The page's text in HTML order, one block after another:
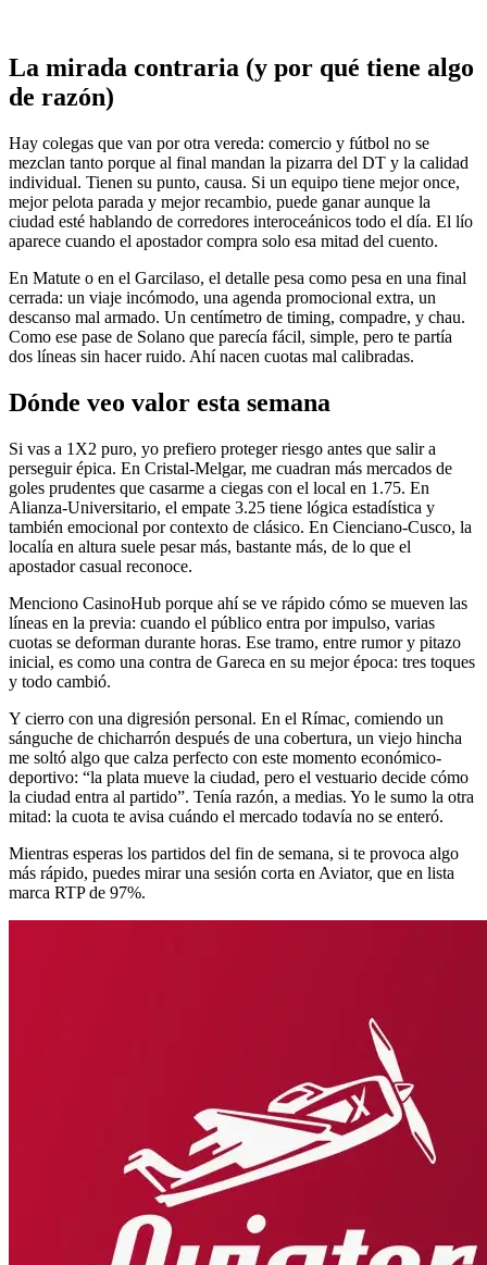
La mirada contraria (y por qué tiene algo
de razón)
Hay colegas que van por otra vereda: comercio y fútbol no se
mezclan tanto porque al final mandan la pizarra del DT y la calidad
individual. Tienen su punto, causa. Si un equipo tiene mejor once,
mejor pelota parada y mejor recambio, puede ganar aunque la
ciudad esté hablando de corredores interoceánicos todo el día. El lío
aparece cuando el apostador compra solo esa mitad del cuento.
En Matute o en el Garcilaso, el detalle pesa como pesa en una final
cerrada: un viaje incómodo, una agenda promocional extra, un
descanso mal armado. Un centímetro de timing, compadre, y chau.
Como ese pase de Solano que parecía fácil, simple, pero te partía
dos líneas sin hacer ruido. Ahí nacen cuotas mal calibradas.
Dónde veo valor esta semana
Si vas a 1X2 puro, yo prefiero proteger riesgo antes que salir a
perseguir épica. En Cristal-Melgar, me cuadran más mercados de
goles prudentes que casarme a ciegas con el local en 1.75. En
Alianza-Universitario, el empate 3.25 tiene lógica estadística y
también emocional por contexto de clásico. En Cienciano-Cusco, la
localía en altura suele pesar más, bastante más, de lo que el
apostador casual reconoce.
Menciono CasinoHub porque ahí se ve rápido cómo se mueven las
líneas en la previa: cuando el público entra por impulso, varias
cuotas se deforman durante horas. Ese tramo, entre rumor y pitazo
inicial, es como una contra de Gareca en su mejor época: tres toques
y todo cambió.
Y cierro con una digresión personal. En el Rímac, comiendo un
sánguche de chicharrón después de una cobertura, un viejo hincha
me soltó algo que calza perfecto con este momento económico-
deportivo: “la plata mueve la ciudad, pero el vestuario decide cómo
la ciudad entra al partido”. Tenía razón, a medias. Yo le sumo la otra
mitad: la cuota te avisa cuándo el mercado todavía no se enteró.
Mientras esperas los partidos del fin de semana, si te provoca algo
más rápido, puedes mirar una sesión corta en Aviator, que en lista
marca RTP de 97%.